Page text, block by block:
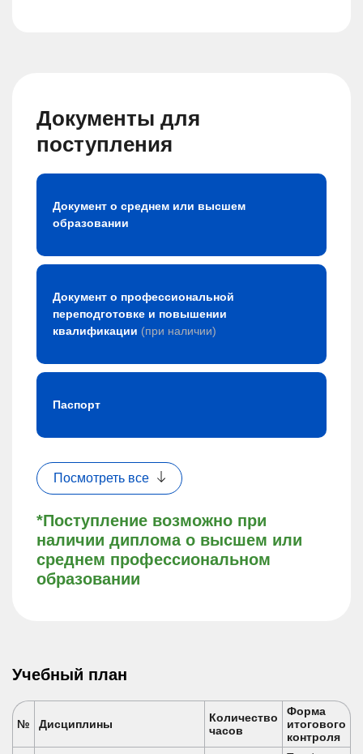
Документы для
поступления
*Поступление возможно при
наличии диплома о высшем или
среднем профессиональном
образовании
Документ о среднем или высшем
образовании
Документ о профессиональной
переподготовке и повышении
квалификации (при наличии)
Паспорт
Посмотреть все
Учебный план
№ Дисциплины
Количество
часов
Форма
итогового
контроля